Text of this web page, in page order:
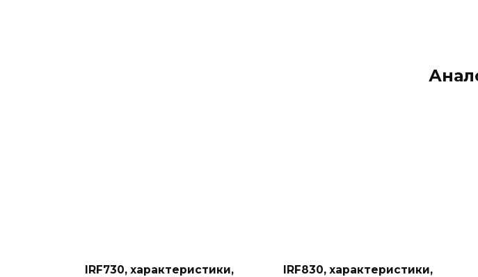
IRF730, характеристики, IRF830, характеристики,